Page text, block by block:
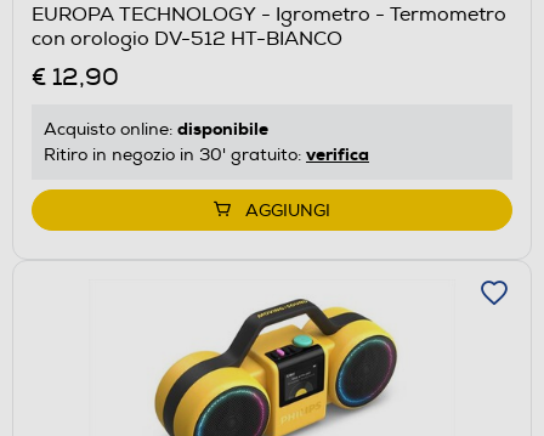
EUROPA TECHNOLOGY - Igrometro - Termometro
con orologio DV-512 HT-BIANCO
€ 12,90
Acquisto online: disponibile
Ritiro in negozio in 30' gratuito: verifica
AGGIUNGI